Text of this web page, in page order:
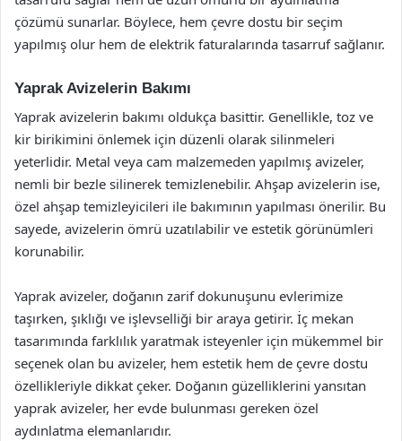
çözümü sunarlar. Böylece, hem çevre dostu bir seçim
yapılmış olur hem de elektrik faturalarında tasarruf sağlanır.
Yaprak Avizelerin Bakımı
Yaprak avizelerin bakımı oldukça basittir. Genellikle, toz ve
kir birikimini önlemek için düzenli olarak silinmeleri
yeterlidir. Metal veya cam malzemeden yapılmış avizeler,
nemli bir bezle silinerek temizlenebilir. Ahşap avizelerin ise,
özel ahşap temizleyicileri ile bakımının yapılması önerilir. Bu
sayede, avizelerin ömrü uzatılabilir ve estetik görünümleri
korunabilir.
Yaprak avizeler, doğanın zarif dokunuşunu evlerimize
taşırken, şıklığı ve işlevselliği bir araya getirir. İç mekan
tasarımında farklılık yaratmak isteyenler için mükemmel bir
seçenek olan bu avizeler, hem estetik hem de çevre dostu
özellikleriyle dikkat çeker. Doğanın güzelliklerini yansıtan
yaprak avizeler, her evde bulunması gereken özel
aydınlatma elemanlarıdır.